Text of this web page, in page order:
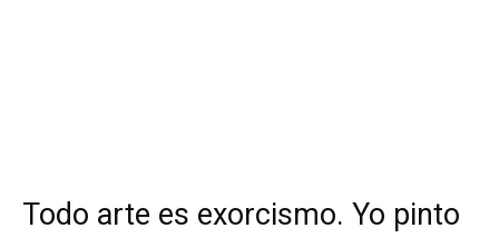
Todo arte es exorcismo. Yo pinto